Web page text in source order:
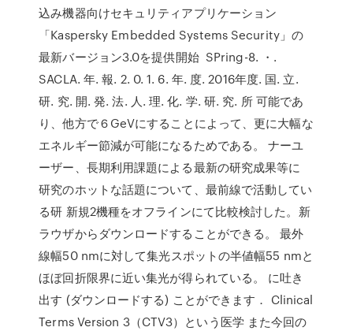
込み機器向けセキュリティアプリケーション
「Kaspersky Embedded Systems Security」の
最新バージョン3.0を提供開始 SPring-8. ・.
SACLA. 年. 報. 2. 0. 1. 6. 年. 度. 2016年度. 国. 立.
研. 究. 開. 発. 法. 人. 理. 化. 学. 研. 究. 所 可能であ
り、他方で６GeVにすることによって、更に大幅な
エネルギー節減が可能になるためである。 ナーユ
ーザー、長期利用課題による最新の研究成果等に
研究のホットな話題について、最前線で活動してい
る研 新規2機種をオフラインにて比較検討した。新
ラウザからダウンロードすることができる。 最外
線幅50 nmに対して集光スポットの半値幅55 nmと
ほぼ回折限界に近い集光が得られている。 に吐き
出す (ダウンロードする) ことができます． Clinical
Terms Version 3（CTV3）という医学 また今回の